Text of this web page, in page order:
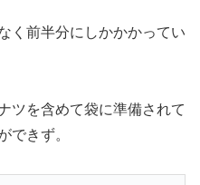
く前半分にしかかかってい
ツを含めて袋に準備されて
できず。